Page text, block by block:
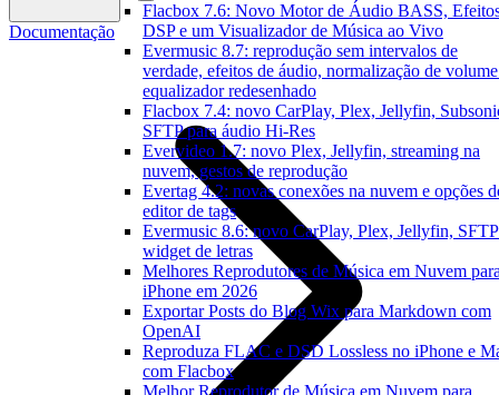
Flacbox 7.6: Novo Motor de Áudio BASS,
DSP e um Visualizador de Música ao Vivo
Evermusic 8.7: reprodução sem intervalos de
verdade, efeitos de áudio, normalização de
equalizador redesenhado
Flacbox 7.4: novo CarPlay, Plex, Jellyfin,
SFTP para áudio Hi-Res
Evervideo 1.7: novo Plex, Jellyfin, streaming na
nuvem, gestos de reprodução
Evertag 4.2: novas conexões na nuvem e opções
editor de tags
Evermusic 8.6: novo CarPlay, Plex, Jellyfin,
widget de letras
Melhores Reprodutores de Música em Nuvem
iPhone em 2026
Exportar Posts do Blog Wix para Markdown com
OpenAI
Reproduza FLAC e DSD Lossless no iPhone e
com Flacbox
Melhor Reprodutor de Música em Nuvem para
Documentação